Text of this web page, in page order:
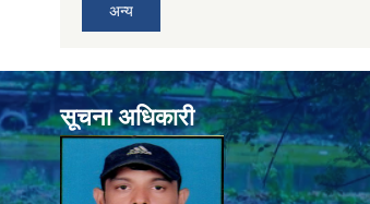
अन्य
सूचना अधिकारी